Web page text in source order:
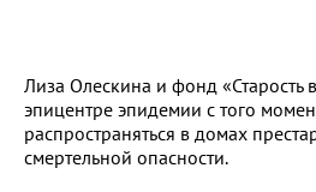
Лиза Олескина и фонд «Старость
эпицентре эпидемии с того
распространяться в домах
смертельной опасности.